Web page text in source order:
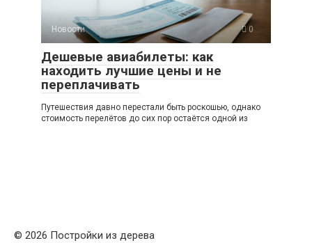
Новости 0
Дешевые авиабилеты: как
находить лучшие цены и не
переплачивать
Путешествия давно перестали быть роскошью, однако
стоимость перелётов до сих пор остаётся одной из
© 2026 Постройки из дерева